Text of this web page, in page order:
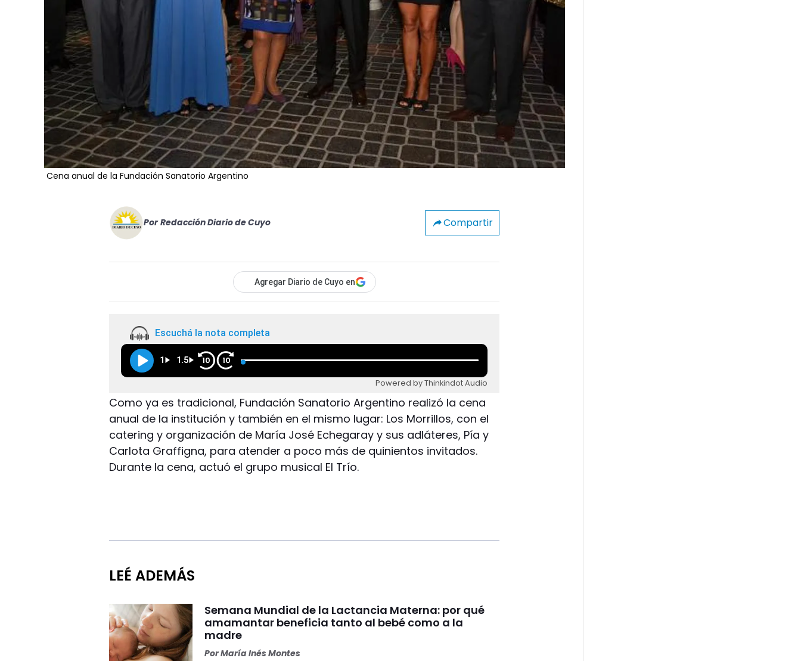
Cena anual de la Fundación Sanatorio Argentino
Por Redacción Diario de Cuyo Compartir
Agregar Diario de Cuyo en
Escuchá la nota completa
1 1.5 10 10
Powered by Thinkindot Audio
Como ya es tradicional, Fundación Sanatorio Argentino realizó la cena
anual de la institución y también en el mismo lugar: Los Morrillos, con el
catering y organización de María José Echegaray y sus adláteres, Pía y
Carlota Graffigna, para atender a poco más de quinientos invitados.
Durante la cena, actuó el grupo musical El Trío.
LEÉ ADEMÁS
Semana Mundial de la Lactancia Materna: por qué
amamantar beneficia tanto al bebé como a la
madre
PorMaría Inés Montes